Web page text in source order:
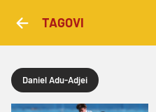
TAGOVI
Daniel Adu-Adjei